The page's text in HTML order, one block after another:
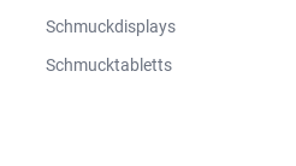
Schmuckdisplays
Schmucktabletts